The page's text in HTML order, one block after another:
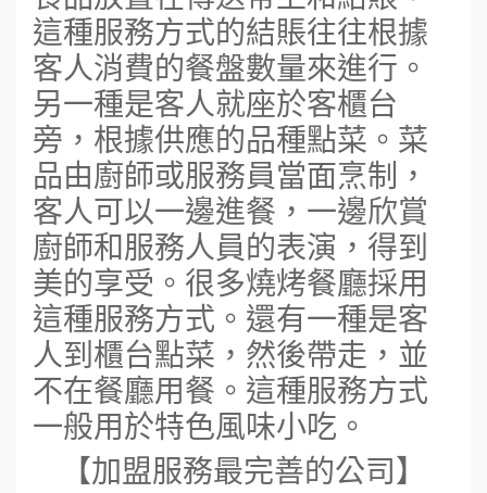
這種服務方式的結賬往往根據
客人消費的餐盤數量來進行。
另一種是客人就座於客櫃台
旁，根據供應的品種點菜。菜
品由廚師或服務員當面烹制，
客人可以一邊進餐，一邊欣賞
廚師和服務人員的表演，得到
美的享受。很多燒烤餐廳採用
這種服務方式。還有一種是客
人到櫃台點菜，然後帶走，並
不在餐廳用餐。這種服務方式
一般用於特色風味小吃。
【加盟服務最完善的公司】